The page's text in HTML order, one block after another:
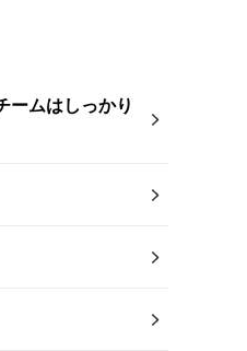
ームはしっかり